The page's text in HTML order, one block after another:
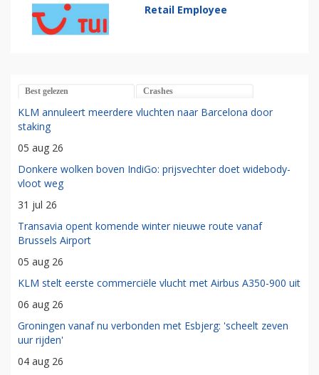
Retail Employee
Best gelezen Crashes
KLM annuleert meerdere vluchten naar Barcelona door
staking
05 aug 26
Donkere wolken boven IndiGo: prijsvechter doet widebody-
vloot weg
31 jul 26
Transavia opent komende winter nieuwe route vanaf
Brussels Airport
05 aug 26
KLM stelt eerste commerciële vlucht met Airbus A350-900 uit
06 aug 26
Groningen vanaf nu verbonden met Esbjerg: 'scheelt zeven
uur rijden'
04 aug 26